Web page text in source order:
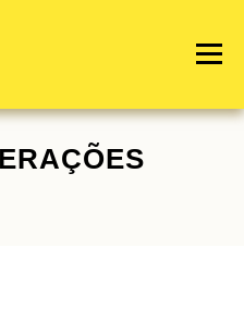
Menu
Quem Somos Contactos